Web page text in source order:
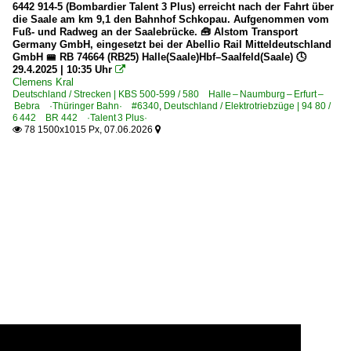
6442 914-5 (Bombardier Talent 3 Plus) erreicht nach der Fahrt über
die Saale am km 9,1 den Bahnhof Schkopau. Aufgenommen vom
Fuß- und Radweg an der Saalebrücke. 🧰 Alstom Transport
Germany GmbH, eingesetzt bei der Abellio Rail Mitteldeutschland
GmbH 🚝 RB 74664 (RB25) Halle(Saale)Hbf–Saalfeld(Saale) 🕓
29.4.2025 | 10:35 Uhr 
Clemens Kral
Deutschland / Strecken | KBS 500-599 / 580 Halle – Naumburg – Erfurt –
Bebra ·Thüringer Bahn· #6340, Deutschland / Elektrotriebzüge | 94 80 /
6 442 BR 442 ·Talent 3 Plus·
 78 1500x1015 Px, 07.06.2026 